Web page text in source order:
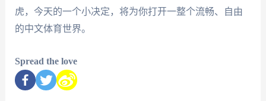
虎，今天的一个小决定，将为你打开一整个流畅、自由
的中文体育世界。
Spread the love